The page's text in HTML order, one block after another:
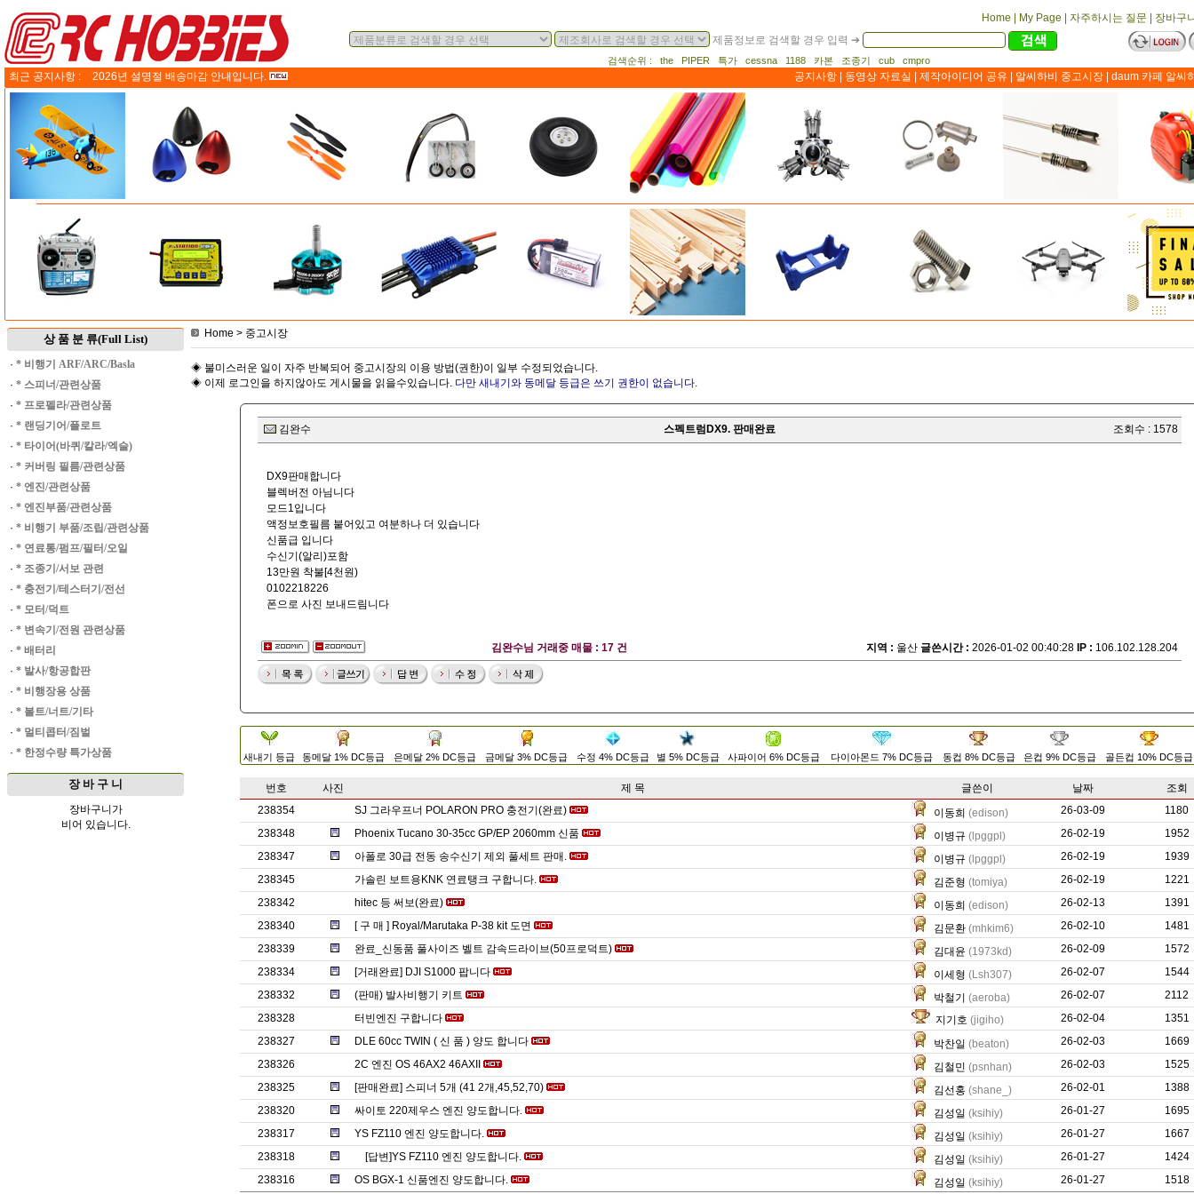
Home My Page 자주하시는 질문
장바구
제품정보로 검색할 경우 입력 ➔
검색순위 : the PIPER 특가 cessna 1188 카본 조종기 cub cmpro
최근 공지사항 : 2026년 설명절 배송마감 안내입니다. 공지사항 동영상 자료실 제작아이디어 공유 알씨하비 중고시장 daum 카페 알씨
상 품 분 류(Full List)
· * 비행기 ARF/ARC/Basla
· * 스피너/관련상품
· * 프로펠라/관련상품
· * 랜딩기어/플로트
· * 타이어(바퀴/칼라/엑슬)
· * 커버링 필름/관련상품
· * 엔진/관련상품
· * 엔진부품/관련상품
· * 비행기 부품/조립/관련상품
· * 연료통/펌프/필터/오일
· * 조종기/서보 관련
· * 충전기/테스터기/전선
· * 모터/덕트
· * 변속기/전원 관련상품
· * 배터리
· * 발사/항공합판
· * 비행장용 상품
· * 볼트/너트/기타
· * 멀티콥터/짐벌
· * 한정수량 특가상품
장 바 구 니
장바구니가
비어 있습니다.
Home > 중고시장
◈ 불미스러운 일이 자주 반복되어 중고시장의 이용 방법(권한)이 일부 수정되었습니다.
◈ 이제 로그인을 하지않아도 게시물을 읽을수있습니다. 다만 새내기와 동메달 등급은 쓰기 권한이 없습니다.
김완수 스펙트럼DX9. 판매완료 조회수 : 1578
DX9판매합니다
블렉버전 아님니다
모드1입니다
액정보호필름 붙어있고 여분하나 더 있습니다
신품급 입니다
수신기(알리)포함
13만원 착불[4천원)
0102218226
폰으로 사진 보내드림니다
김완수님 거래중 매물 : 17 건 지역 : 울산 글쓴시간 : 2026-01-02 00:40:28 IP : 106.102.128.204
새내기 등급 동메달 1% DC등급 은메달 2% DC등급 금메달 3% DC등급 수정 4% DC등급 별 5% DC등급 사파이어 6% DC등급 다이아몬드 7% DC등급 동컵 8% DC등급 은컵 9% DC등급 골든컵 10% DC등급
번호 사진 제 목 글쓴이 날짜
조회
238354
SJ 그라우프너 POLARON PRO 충전기(완료) 이동희 (edison) 26-03-09
1180
238348
Phoenix Tucano 30-35cc GP/EP 2060mm 신품 이병규 (lpggpl) 26-02-19
1952
238347
아폴로 30급 전동 송수신기 제외 풀세트 판매. 이병규 (lpggpl) 26-02-19
1939
238345
가솔린 보트용KNK 연료탱크 구합니다. 김준형 (tomiya) 26-02-19
1221
238342
hitec 등 써보(완료) 이동희 (edison) 26-02-13
1391
238340
[ 구 매 ] Royal/Marutaka P-38 kit 도면 김문환 (mhkim6) 26-02-10
1481
238339
완료_신동품 풀사이즈 벨트 감속드라이브(50프로덕트) 김대윤 (1973kd) 26-02-09
1572
238334
[거래완료] DJI S1000 팝니다 이세형 (Lsh307) 26-02-07
1544
238332
(판매) 발사비행기 키트 박철기 (aeroba) 26-02-07
2112
238328
터빈엔진 구합니다 지기호 (jigiho) 26-02-04
1351
238327
DLE 60cc TWIN ( 신 품 ) 양도 합니다 박찬일 (beaton) 26-02-03
1669
238326
2C 엔진 OS 46AX2 46AXII 김철민 (psnhan) 26-02-03
1525
238325
[판매완료] 스피너 5개 (41 2개,45,52,70) 김선홍 (shane_) 26-02-01
1388
238320
싸이토 220제우스 엔진 양도합니다. 김성일 (ksihiy) 26-01-27
1695
238317
YS FZ110 엔진 양도합니다. 김성일 (ksihiy) 26-01-27
1667
238318
[답변]YS FZ110 엔진 양도합니다. 김성일 (ksihiy) 26-01-27
1424
238316
OS BGX-1 신품엔진 양도합니다. 김성일 (ksihiy) 26-01-27 1518